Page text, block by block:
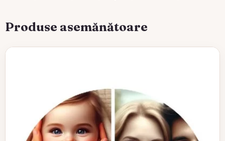
Produse asemănătoare